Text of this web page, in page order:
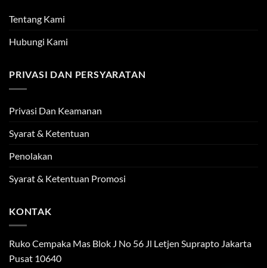
Tentang Kami
Hubungi Kami
PRIVASI DAN PERSYARATAN
Privasi Dan Keamanan
Syarat & Ketentuan
Penolakan
Syarat & Ketentuan Promosi
KONTAK
Ruko Cempaka Mas Blok J No 56 Jl Letjen Suprapto Jakarta
Pusat 10640